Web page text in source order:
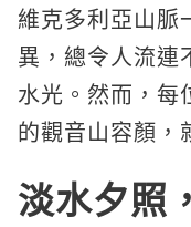
維克多利亞山脈
異，總令人流連
水光。然而，每
的觀音山容顏，
淡水夕照